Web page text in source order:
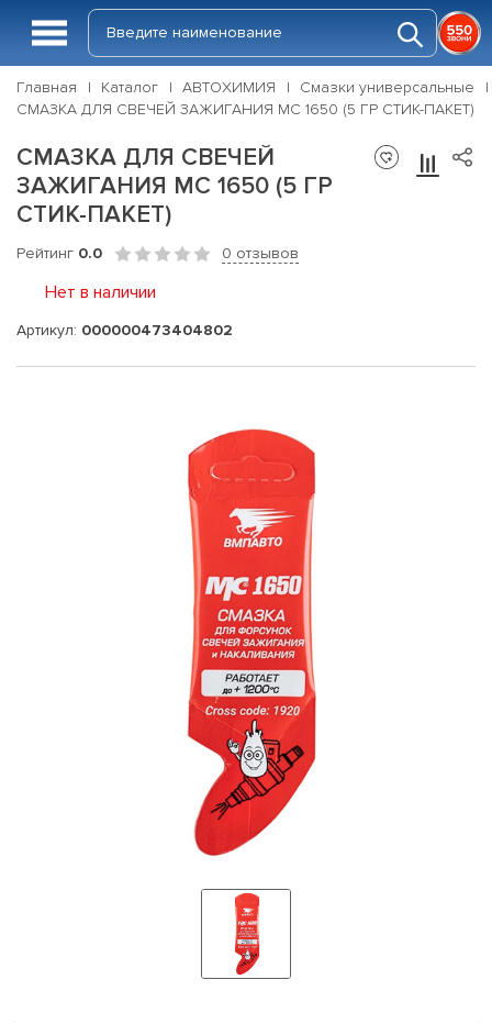
Главная Каталог АВТОХИМИЯ
Смазки универсальные
СМАЗКА ДЛЯ СВЕЧЕЙ ЗАЖИГАНИЯ МС 1650 (5 ГР СТИК-ПАКЕТ)
СМАЗКА ДЛЯ СВЕЧЕЙ
ЗАЖИГАНИЯ МС 1650 (5 ГР
СТИК-ПАКЕТ)
Рейтинг 0.0 0 отзывов
Нет в наличии
Артикул: 000000473404802